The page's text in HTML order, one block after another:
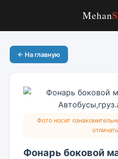
Mehan
← На главную
Фото носит
Фонарь боковой